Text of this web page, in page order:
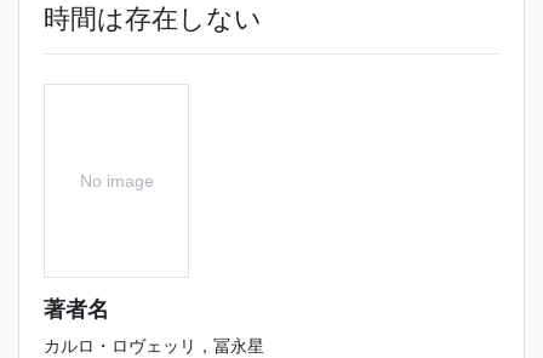
時間は存在しない
No image
著者名
カルロ・ロヴェッリ，冨永星